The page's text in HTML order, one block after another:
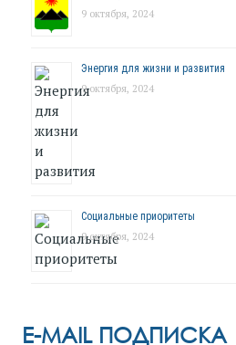
9 октября, 2024
Энергия для жизни и развития
9 октября, 2024
Социальные приоритеты
9 октября, 2024
E-MAIL ПОДПИСКА